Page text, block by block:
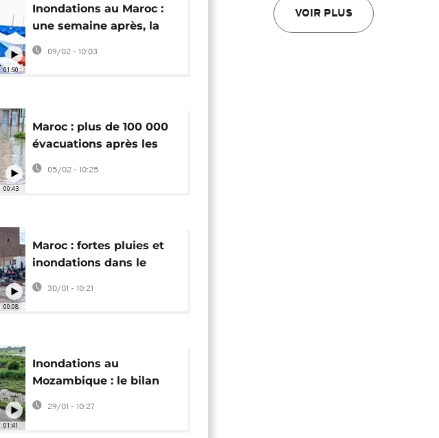
VOIR PLUS
01:50
Inondations au Maroc :
une semaine après, la
détresse de 40 000
évacués
09/02 - 10:03
00:43
Maroc : plus de 100 000
évacuations après les
inondations à Ksar el
Kébir
05/02 - 10:25
00:08
Maroc : fortes pluies et
inondations dans le
nord-ouest
30/01 - 10:21
01:41
Inondations au
Mozambique : le bilan
s’alourdit à au moins 122
29/01 - 10:27